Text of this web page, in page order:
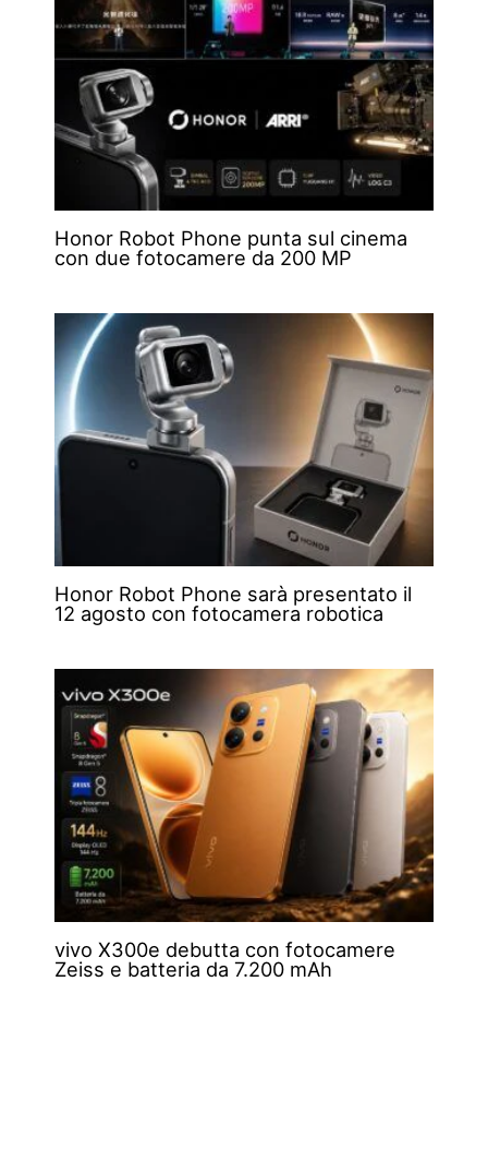
Honor Robot Phone punta sul cinema
con due fotocamere da 200 MP
Honor Robot Phone sarà presentato il
12 agosto con fotocamera robotica
vivo X300e debutta con fotocamere
Zeiss e batteria da 7.200 mAh